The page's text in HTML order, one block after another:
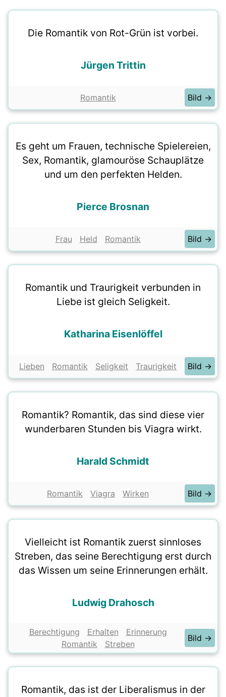
Die Romantik von Rot-Grün ist vorbei.
Jürgen Trittin
Romantik Bild →
Es geht um Frauen, technische Spielereien,
Sex, Romantik, glamouröse Schauplätze
und um den perfekten Helden.
Pierce Brosnan
Frau Held Romantik Bild →
Romantik und Traurigkeit verbunden in
Liebe ist gleich Seligkeit.
Katharina Eisenlöffel
Lieben Romantik Seligkeit Traurigkeit Bild →
Romantik? Romantik, das sind diese vier
wunderbaren Stunden bis Viagra wirkt.
Harald Schmidt
Romantik Viagra Wirken Bild →
Vielleicht ist Romantik zuerst sinnloses
Streben, das seine Berechtigung erst durch
das Wissen um seine Erinnerungen erhält.
Ludwig Drahosch
Berechtigung Erhalten
Erinnerung
Romantik
Streben
Bild →
Romantik, das ist der Liberalismus in der